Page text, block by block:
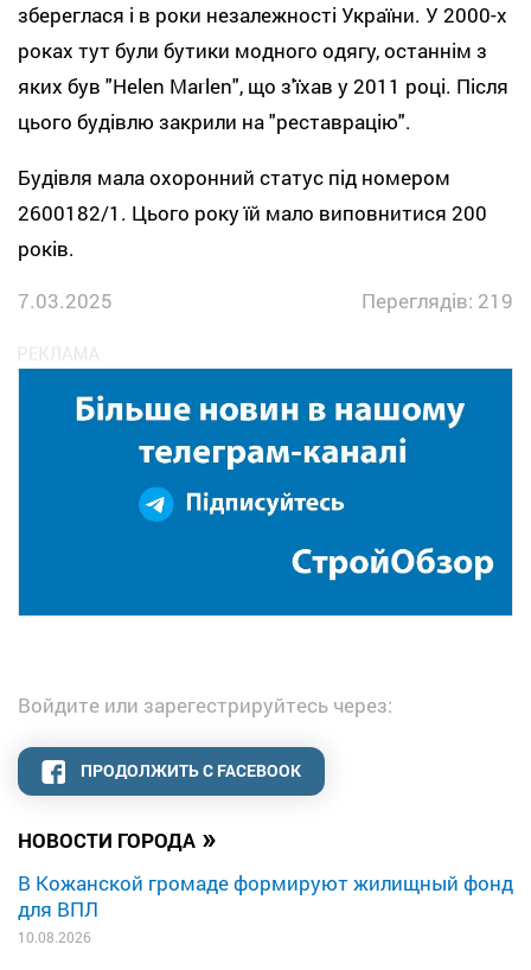
НОВОСТИ ГОРОДА »
В Кожанской громаде формируют жилищный фонд
для ВПЛ
10.08.2026
збереглася і в роки незалежності України. У 2000-х
роках тут були бутики модного одягу, останнім з
яких був "Helen Marlen", що з'їхав у 2011 році. Після
цього будівлю закрили на "реставрацію".
Будівля мала охоронний статус під номером
2600182/1. Цього року їй мало виповнитися 200
років.
7.03.2025
Переглядів: 219
Войдите или зарегестрируйтесь через:
ПРОДОЛЖИТЬ С FACEBOOK